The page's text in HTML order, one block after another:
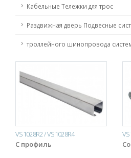
Кабельные Тележки для трос
Раздвижная дверь Подвесные
троллейного шинопровода
VS1028R2 / VS1028R4
С профиль